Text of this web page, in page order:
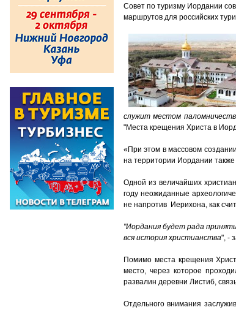
Совет по туризму Иордании
маршрутов для российских
служит местом
"Места крещения Христа в
«При этом в массовом
на территории Иордании также
Одной из величайших
году неожиданные
не напротив Иерихона, как
"Иордания будет рада принять
вся история христианства", -
Помимо места крещения
место, через которое
развалин деревни Листиб,
Отдельного внимания